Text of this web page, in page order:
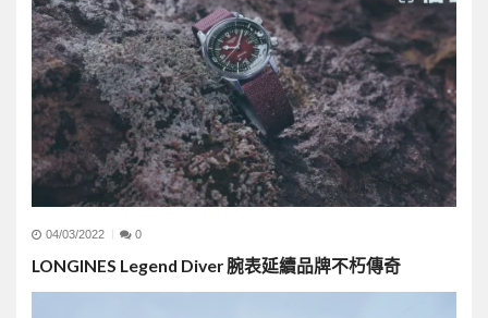
04/03/2022 0
LONGINES Legend Diver 腕表延續品牌不朽傳奇